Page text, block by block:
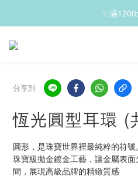
✨滿1200
✨滿1200
✨珍藏之選，雙件
✨滿1200
分享到
恆光圓型耳環 (
圓形，是珠寶世界裡最純粹的符
珠寶級拋金鍍金工藝，讓金屬表
間，展現高級品牌的精緻質感